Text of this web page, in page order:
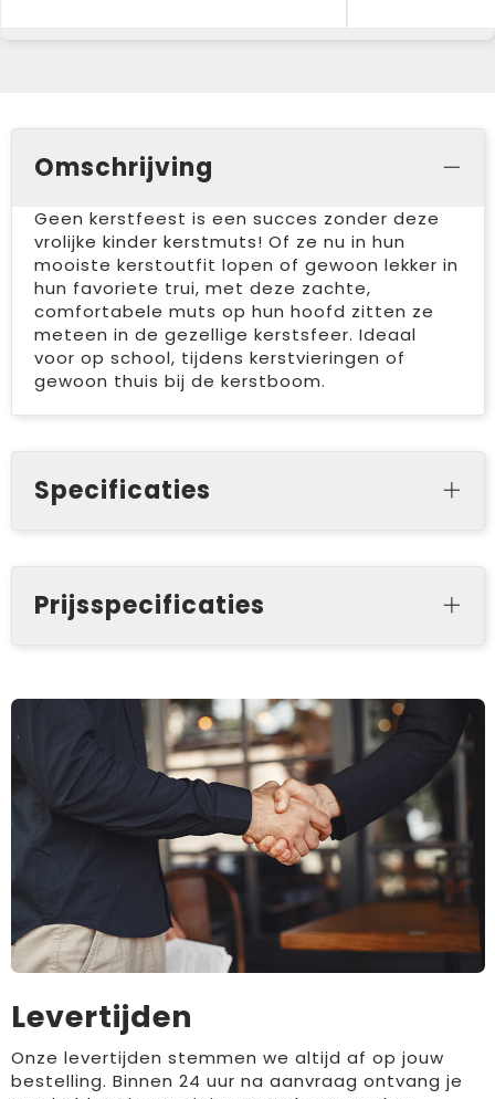
Omschrijving
Geen kerstfeest is een succes zonder deze
vrolijke kinder kerstmuts! Of ze nu in hun
mooiste kerstoutfit lopen of gewoon lekker in
hun favoriete trui, met deze zachte,
comfortabele muts op hun hoofd zitten ze
meteen in de gezellige kerstsfeer. Ideaal
voor op school, tijdens kerstvieringen of
gewoon thuis bij de kerstboom.
Specificaties
Prijsspecificaties
Levertijden
Onze levertijden stemmen we altijd af op jouw
bestelling. Binnen 24 uur na aanvraag ontvang je